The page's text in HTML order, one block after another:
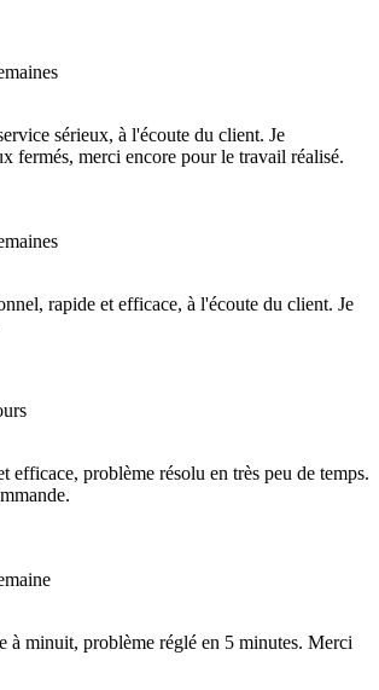
sérieux, à l'écoute du client. Je
fermés, merci encore pour le travail réalisé.
rapide et efficace, à l'écoute du client. Je
efficace, problème résolu en très peu de temps.
à minuit, problème réglé en 5 minutes. Merci